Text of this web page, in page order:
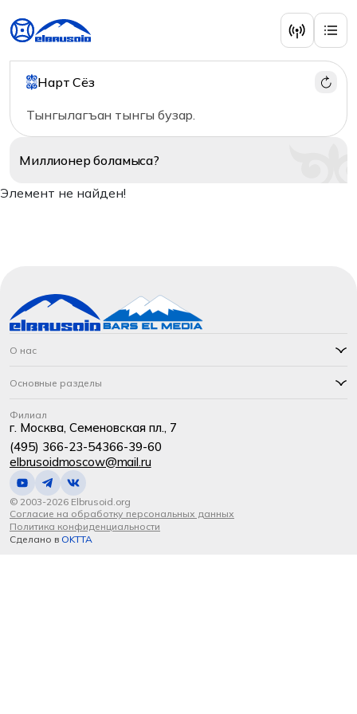
Нарт Сёз
Тынгылагъан тынгы бузар.
Миллионерболамыса?
Элемент не найден!
О нас
Основные разделы
Филиал
г. Москва, Семеновская пл., 7
(495) 366-23-54366-39-60
elbrusoidmoscow@mail.ru
© 2003-2026 Elbrusoid.org
Согласие на обработку персональных данных
Политика конфиденциальности
Сделано в OKTTA